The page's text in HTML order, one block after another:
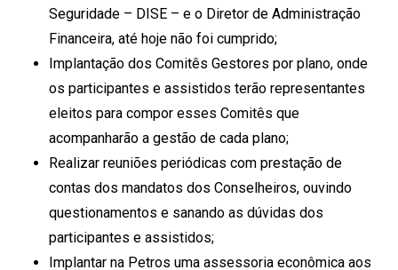
Seguridade – DISE – e o Diretor de Administração
Financeira, até hoje não foi cumprido;
Implantação dos Comitês Gestores por plano, onde
os participantes e assistidos terão representantes
eleitos para compor esses Comitês que
acompanharão a gestão de cada plano;
Realizar reuniões periódicas com prestação de
contas dos mandatos dos Conselheiros, ouvindo
questionamentos e sanando as dúvidas dos
participantes e assistidos;
Implantar na Petros uma assessoria econômica aos